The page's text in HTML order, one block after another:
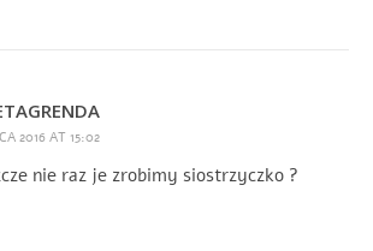
2016 AT 15:02
nie raz je zrobimy siostrzyczko ?